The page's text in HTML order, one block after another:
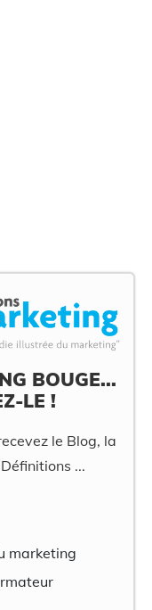
BOUGE...
LE !
le Blog, la
...
marketing